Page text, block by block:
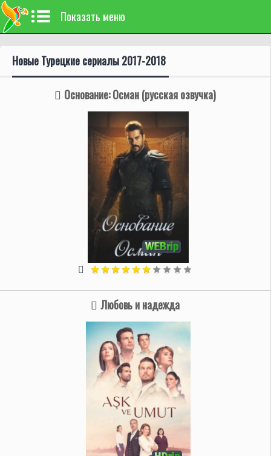
Показать меню
Новые Турецкие сериалы 2017-2018
Основание: Осман (русская озвучка)
Любовь и надежда